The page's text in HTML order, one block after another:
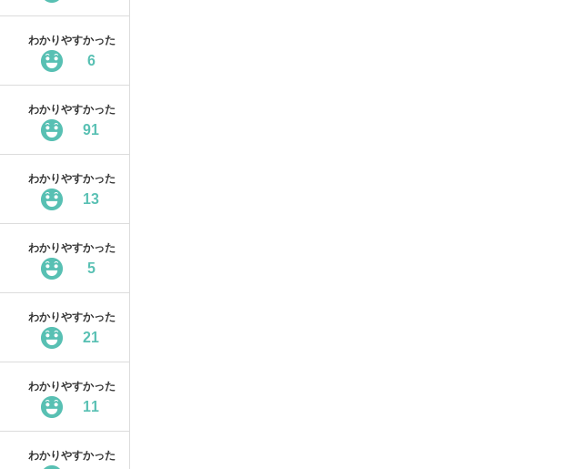
わかりやすかった
6
わかりやすかった
91
わかりやすかった
13
わかりやすかった
5
わかりやすかった
21
わかりやすかった
11
わかりやすかった